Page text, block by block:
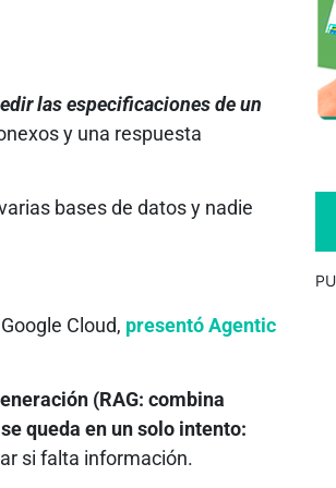
las especificaciones de un
y una respuesta
bases de datos y nadie
Cloud, presentó Agentic
(RAG: combina
queda en un solo intento:
si falta información.